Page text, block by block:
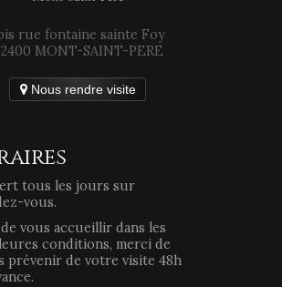
rue fontaine sainte Foy
MONT-SAINT-PERE
Nous rendre visite
tous les jours sur
vous.
vous accueillir dans les
conditions, merci de
prévenir de votre visite 48h